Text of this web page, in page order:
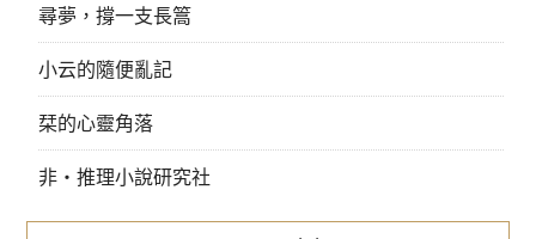
尋夢，撐一支長篙
小云的隨便亂記
栞的心靈角落
非‧推理小說研究社